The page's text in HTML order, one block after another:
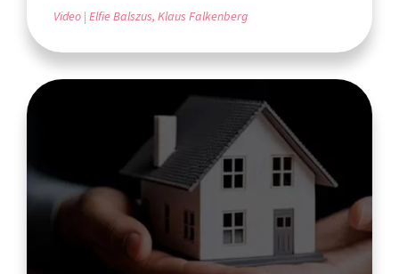
Video Elfie Balszus, Klaus Falkenberg